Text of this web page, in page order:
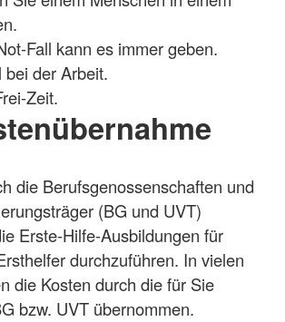
Fall kann es immer geben.
der Arbeit.
Zeit.
die Berufsgenossenschaften und
(BG und UVT)
Erste-Hilfe-Ausbildungen für
durchzuführen. In vielen
die Kosten durch die für Sie
bzw. UVT übernommen.